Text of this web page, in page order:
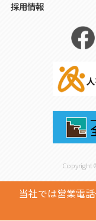
採用情報
Copyright
当社では営業電